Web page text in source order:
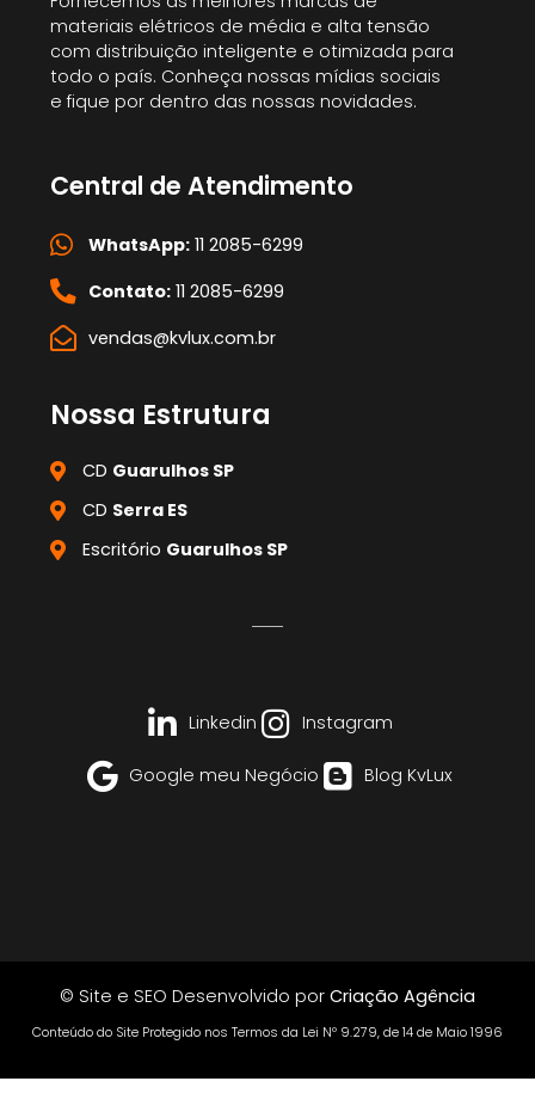
materiais elétricos de média e alta tensão
com distribuição inteligente e otimizada para
todo o país. Conheça nossas mídias sociais
e fique por dentro das nossas novidades.
Central de Atendimento
WhatsApp:11 2085-6299
Contato:11 2085-6299
vendas@kvlux.com.br
Nossa Estrutura
CD Guarulhos SP
CD Serra ES
Escritório Guarulhos SP
Linkedin Instagram
Google meu Negócio Blog KvLux
© Site e SEO Desenvolvido por Criação Agência
Conteúdo do Site Protegido nos Termos da Lei Nº 9.279, de 14 de Maio 1996